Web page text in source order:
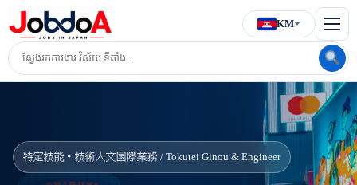
KM
特定技能・技術人文国際業務 / Tokutei Ginou & Engineer